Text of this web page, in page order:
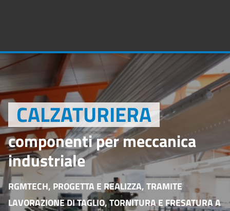
CALZATURIERA
componenti per meccanica
industriale
RGMTECH, PROGETTA E REALIZZA, TRAMITE
LAVORAZIONE DI TAGLIO, TORNITURA E FRESATURA A